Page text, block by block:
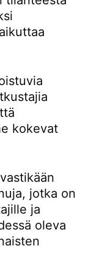
kokevat
jotka on
ja
oleva